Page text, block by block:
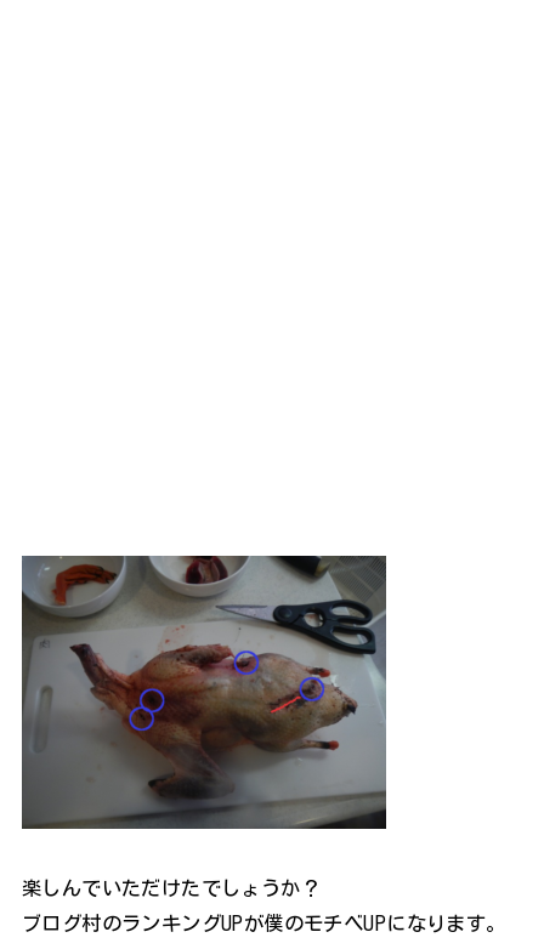
楽しんでいただけたでしょうか？
ブログ村のランキングUPが僕のモチベUPになります。